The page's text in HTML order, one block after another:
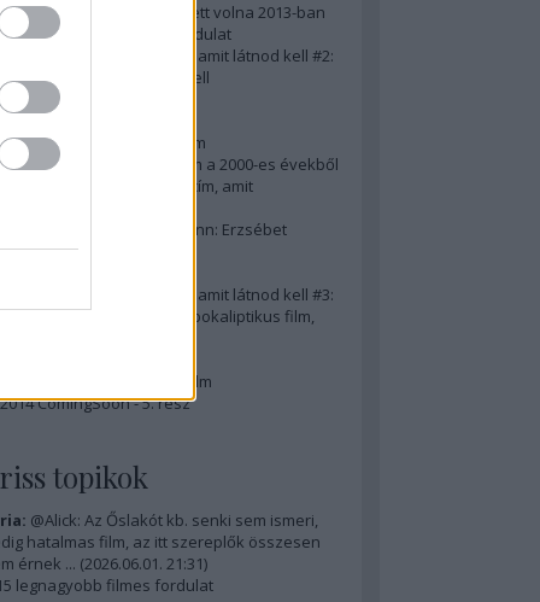
15(+1) film, amit látnod kellett volna 2013-ban
A 15 legnagyobb filmes fordulat
50 posztapokaliptikus film, amit látnod kell #2:
10 zombifilm, amit látnod kell
A 10 legjobb gengszterfilm
A 10 legjobb Brad Pitt-film
A 10 legjobb Mel Gibson-film
Az igazi 10 legjobb akciófilm a 2000-es évekből
10 iszonyatos magyar filmcím, amit
Könyvkritika: Brigitte Hamann: Erzsébet
királyné (2019)
50 posztapokaliptikus film, amit látnod kell #3:
10 (nem is annyira) posztapokaliptikus film,
A 10 legjobb Matt Damon-film
2014 ComingSoon - 5. rész
topikok
@Alick: Az Őslakót kb. senki sem ismeri,
hatalmas film, az itt szereplők összesen
érnek ... (2026.06.01. 21:31)
legnagyobb filmes fordulat